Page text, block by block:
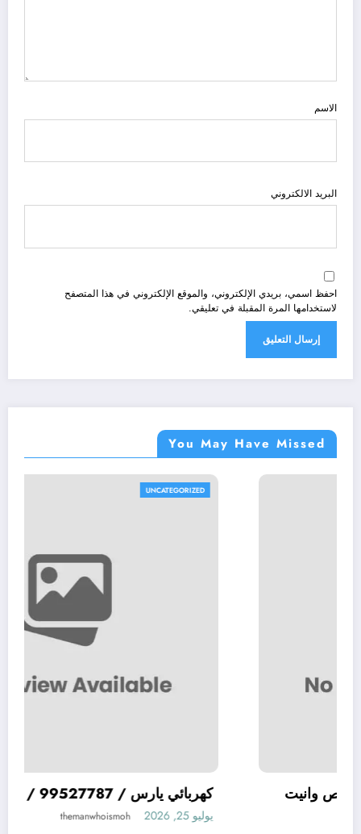
الاسم
البريد الالكتروني
احفظ اسمي، بريدي الإلكتروني، والموقع الإلكتروني في هذا المتصفح
لاستخدامها المرة المقبلة في تعليقي.
You May Have Missed
كهربائي يارس / 99527787 /
يوليو 25, 2026
وانيت